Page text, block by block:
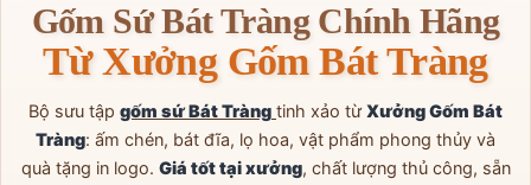
Gốm Sứ Bát Tràng Chính Hãng
Từ Xưởng Gốm Bát Tràng
Bộ sưu tập gốm sứ Bát Tràng tinh xảo từXưởng Gốm Bát
Tràng: ấm chén, bát đĩa, lọ hoa, vật phẩm phong thủy và
quà tặng in logo. Giá tốt tại xưởng, chất lượng thủ công, sẵn